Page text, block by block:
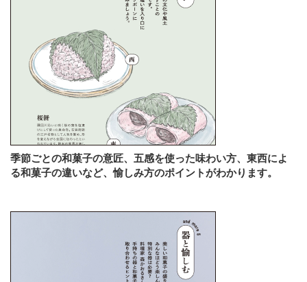
季節ごとの和菓子の意匠、五感を使った味わい方、東西によ
る和菓子の違いなど、愉しみ方のポイントがわかります。